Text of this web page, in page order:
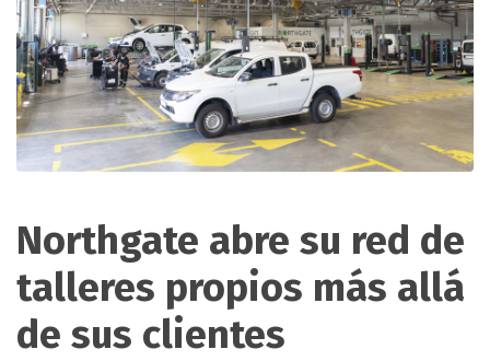
Northgate abre su red de
talleres propios más allá
de sus clientes